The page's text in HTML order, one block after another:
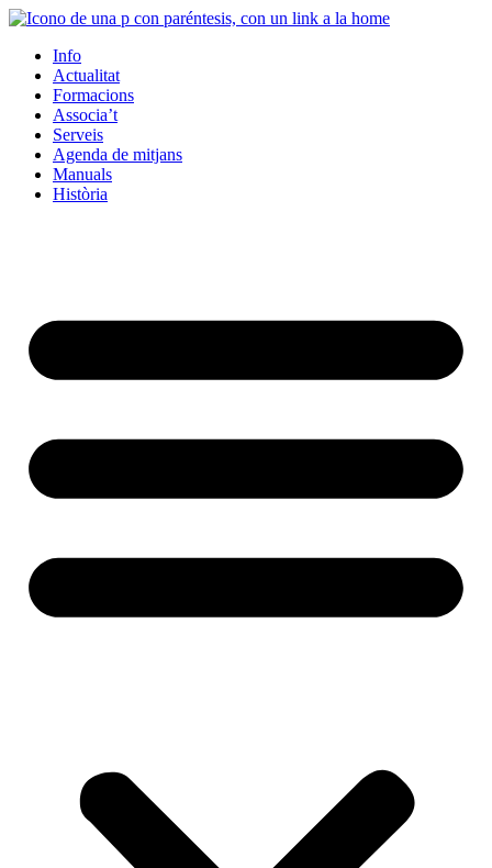
Info
Actualitat
Formacions
Associa’t
Serveis
Agenda de mitjans
Manuals
Història